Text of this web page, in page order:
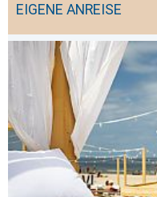
EIGENE ANREISE